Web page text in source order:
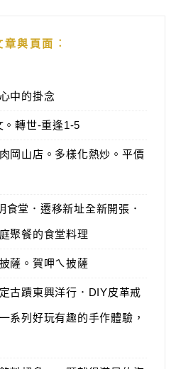
與頁面︰
中的掛念
轉世-重逢1-5
岡山店。多樣化熱炒。平價
堂．遷移新址全新開張．
聚餐的食堂料理
薩。賀呷ㄟ披薩
古蹟東興洋行．DIY皮革戒
系列好玩有趣的手作體驗，